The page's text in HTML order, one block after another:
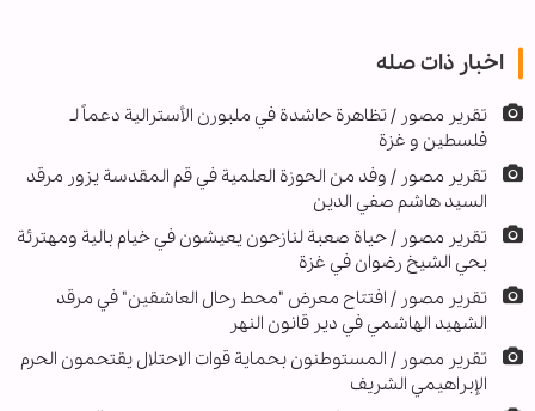
اخبار ذات صله
تقرير مصور / تظاهرة حاشدة في ملبورن الأسترالية دعماً لـ
فلسطين و غزة
تقریر مصور / وفد من الحوزة العلمية في قم المقدسة يزور مرقد
السيد هاشم صفي الدين
تقریر مصور / حیاة صعبة لنازحون يعيشون في خيام بالية ومهترئة
بحي الشيخ رضوان في غزة
تقرير مصور / افتتاح معرض "محط رحال العاشقين" في مرقد
الشهيد الهاشمي في دير قانون النهر
تقرير مصور / المستوطنون بحماية قوات الاحتلال يقتحمون الحرم
الإبراهيمي الشريف